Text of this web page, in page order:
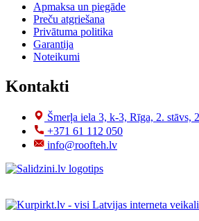
Apmaksa un piegāde
Preču atgriešana
Privātuma politika
Garantija
Noteikumi
Kontakti
Šmerļa iela 3, k-3, Rīga, 2. stāvs,
+371 61 112 050
info@roofteh.lv